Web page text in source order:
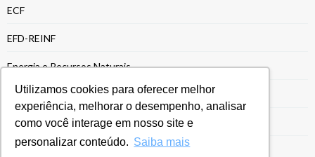
Utilizamos cookies para oferecer melhor
experiência, melhorar o desempenho, analisar
como você interage em nosso site e
personalizar conteúdo. Saiba mais
ECF
EFD-REINF
Energia e Recursos Naturais
Entrega da ECF
Entrega ECF
Escrituração Contábil Fiscal